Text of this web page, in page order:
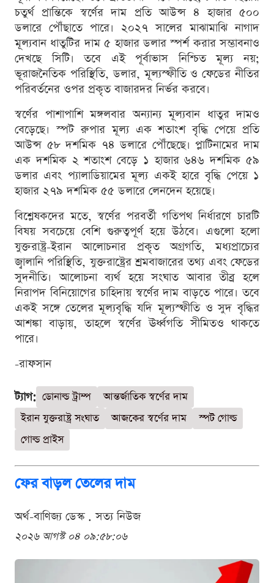
চতুর্থ প্রান্তিকে স্বর্ণের দাম প্রতি আউন্স ৪ হাজার ৫০০
ডলারে পৌঁছাতে পারে। ২০২৭ সালের মাঝামাঝি নাগাদ
মূল্যবান ধাতুটির দাম ৫ হাজার ডলার স্পর্শ করার সম্ভাবনাও
দেখছে সিটি। তবে এই পূর্বাভাস নিশ্চিত মূল্য নয়;
ভূরাজনৈতিক পরিস্থিতি, ডলার, মূল্যস্ফীতি ও ফেডের নীতির
পরিবর্তনের ওপর প্রকৃত বাজারদর নির্ভর করবে।
স্বর্ণের পাশাপাশি মঙ্গলবার অন্যান্য মূল্যবান ধাতুর দামও
বেড়েছে। স্পট রুপার মূল্য এক শতাংশ বৃদ্ধি পেয়ে প্রতি
আউন্স ৫৮ দশমিক ৭৪ ডলারে পৌঁছেছে। প্লাটিনামের দাম
এক দশমিক ২ শতাংশ বেড়ে ১ হাজার ৬৪৬ দশমিক ৫৯
ডলার এবং প্যালাডিয়ামের মূল্য একই হারে বৃদ্ধি পেয়ে ১
হাজার ২৭৯ দশমিক ৫৫ ডলারে লেনদেন হয়েছে।
বিশ্লেষকদের মতে, স্বর্ণের পরবর্তী গতিপথ নির্ধারণে চারটি
বিষয় সবচেয়ে বেশি গুরুত্বপূর্ণ হয়ে উঠবে। এগুলো হলো
যুক্তরাষ্ট্র-ইরান আলোচনার প্রকৃত অগ্রগতি, মধ্যপ্রাচ্যের
জ্বালানি পরিস্থিতি, যুক্তরাষ্ট্রের শ্রমবাজারের তথ্য এবং ফেডের
সুদনীতি। আলোচনা ব্যর্থ হয়ে সংঘাত আবার তীব্র হলে
নিরাপদ বিনিয়োগের চাহিদায় স্বর্ণের দাম বাড়তে পারে। তবে
একই সঙ্গে তেলের মূল্যবৃদ্ধি যদি মূল্যস্ফীতি ও সুদ বৃদ্ধির
আশঙ্কা বাড়ায়, তাহলে স্বর্ণের ঊর্ধ্বগতি সীমিতও থাকতে
পারে।
-রাফসান
ট্যাগ: ডোনাল্ড ট্রাম্প
আন্তর্জাতিক স্বর্ণের দাম
ইরান যুক্তরাষ্ট্র সংঘাত
আজকের স্বর্ণের দাম
স্পট গোল্ড
গোল্ড প্রাইস
ফের বাড়ল তেলের দাম
অর্থ-বাণিজ্য ডেস্ক . সত্য নিউজ
২০২৬ আগস্ট ০৪ ০৯:৫৮:০৬